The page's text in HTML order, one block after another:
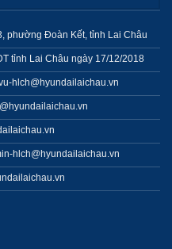
phường Đoàn Kết, tỉnh Lai Châu
tỉnh Lai Châu ngày 17/12/2018
hlch@hyundailaichau.vn
hlch@hyundailaichau.vn